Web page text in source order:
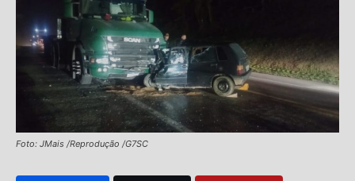
Foto: JMais /Reprodução /G7SC